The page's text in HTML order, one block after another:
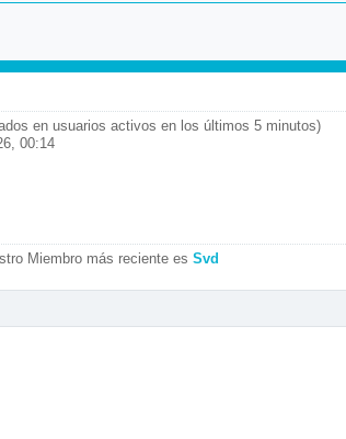
en usuarios activos en los últimos 5 minutos)
00:14
Miembro más reciente es Svd